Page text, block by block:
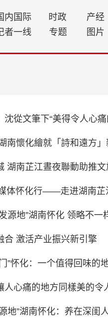
内国际 时政 产经
者一线
专题 图片
從文筆下“美得令人心痛
南懷化繪就「詩和遠方
湖南芷江晝夜聯動助推
体怀化行——走进湖南芷
源地”湖南怀化 领略不一
合 激活产业振兴新引擎
”怀化：一个值得回味的
人心痛的地方同樣美的令
地”湖南怀化：养在深闺